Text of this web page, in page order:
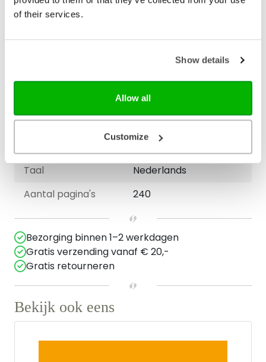
of their services.
Show details
Allow all
Customize
Breedte (mm)
136
Verschijningsdatum
2021-06-17
NUR-code
714
Rikkert Zuiderveld
Taal
Nederlands
Aantal pagina's
240
Bezorging binnen 1–2 werkdagen
Gratis verzending vanaf € 20,-
Gratis retourneren
Bekijk ook eens